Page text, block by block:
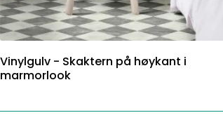
Vinylgulv - Skaktern på høykant i
marmorlook